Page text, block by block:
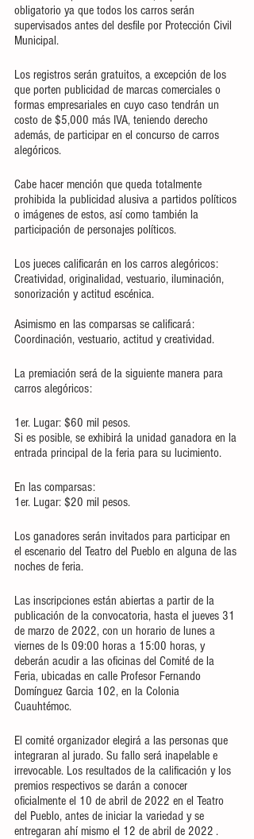
obligatorio ya que todos los carros serán
supervisados antes del desfile por Protección Civil
Municipal.
Los registros serán gratuitos, a excepción de los
que porten publicidad de marcas comerciales o
formas empresariales en cuyo caso tendrán un
costo de $5,000 más IVA, teniendo derecho
además, de participar en el concurso de carros
alegóricos.
Cabe hacer mención que queda totalmente
prohibida la publicidad alusiva a partidos políticos
o imágenes de estos, así como también la
participación de personajes políticos.
Los jueces calificarán en los carros alegóricos:
Creatividad, originalidad, vestuario, iluminación,
sonorización y actitud escénica.
Asimismo en las comparsas se calificará:
Coordinación, vestuario, actitud y creatividad.
La premiación será de la siguiente manera para
carros alegóricos:
1er. Lugar: $60 mil pesos.
Si es posible, se exhibirá la unidad ganadora en la
entrada principal de la feria para su lucimiento.
En las comparsas:
1er. Lugar: $20 mil pesos.
Los ganadores serán invitados para participar en
el escenario del Teatro del Pueblo en alguna de las
noches de feria.
Las inscripciones están abiertas a partir de la
publicación de la convocatoria, hasta el jueves 31
de marzo de 2022, con un horario de lunes a
viernes de ls 09:00 horas a 15:00 horas, y
deberán acudir a las oficinas del Comité de la
Feria, ubicadas en calle Profesor Fernando
Domínguez Garcia 102, en la Colonia
Cuauhtémoc.
El comité organizador elegirá a las personas que
integraran al jurado. Su fallo será inapelable e
irrevocable. Los resultados de la calificación y los
premios respectivos se darán a conocer
oficialmente el 10 de abril de 2022 en el Teatro
del Pueblo, antes de iniciar la variedad y se
entregaran ahí mismo el 12 de abril de 2022 .